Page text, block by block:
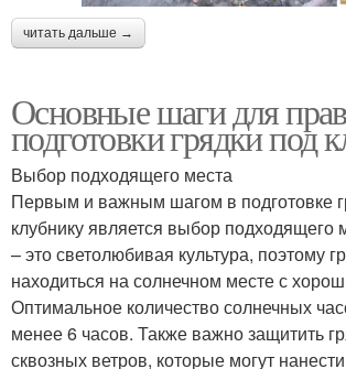
читать дальше →
Основные шаги для
подготовки грядки под
Выбор подходящего места
Первым и важным шагом в подготовке
клубнику является выбор подходящего
– это светолюбивая культура, поэтому
находиться на солнечном месте с
Оптимальное количество солнечных
менее 6 часов. Также важно защитить
сквозных ветров, которые могут